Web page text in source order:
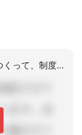
地域の居宅介護支援事業所間で連絡会をつくって、制度改正の勉強会など実施しています